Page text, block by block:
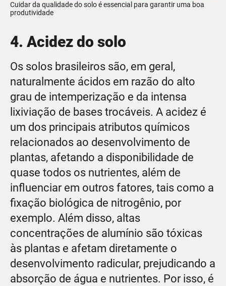
Cuidar da qualidade do solo é essencial para garantir uma boa
produtividade
4. Acidez do solo
Os solos brasileiros são, em geral,
naturalmente ácidos em razão do alto
grau de intemperização e da intensa
lixiviação de bases trocáveis. A acidez é
um dos principais atributos químicos
relacionados ao desenvolvimento de
plantas, afetando a disponibilidade de
quase todos os nutrientes, além de
influenciar em outros fatores, tais como a
fixação biológica de nitrogênio, por
exemplo. Além disso, altas
concentrações de alumínio são tóxicas
às plantas e afetam diretamente o
desenvolvimento radicular, prejudicando a
absorção de água e nutrientes. Por isso, é